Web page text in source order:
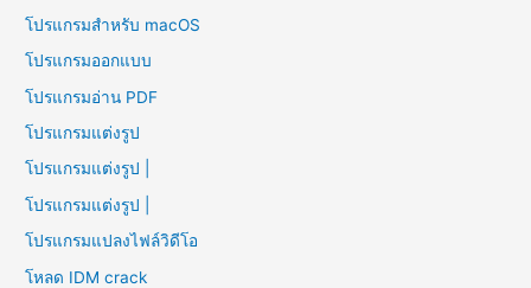
โปรแกรมสำหรับ macOS
โปรแกรมออกแบบ
โปรแกรมอ่าน PDF
โปรแกรมแต่งรูป
โปรแกรมแต่งรูป |
โปรแกรมแต่งรูป |
โปรแกรมแปลงไฟล์วิดีโอ
โหลด IDM crack